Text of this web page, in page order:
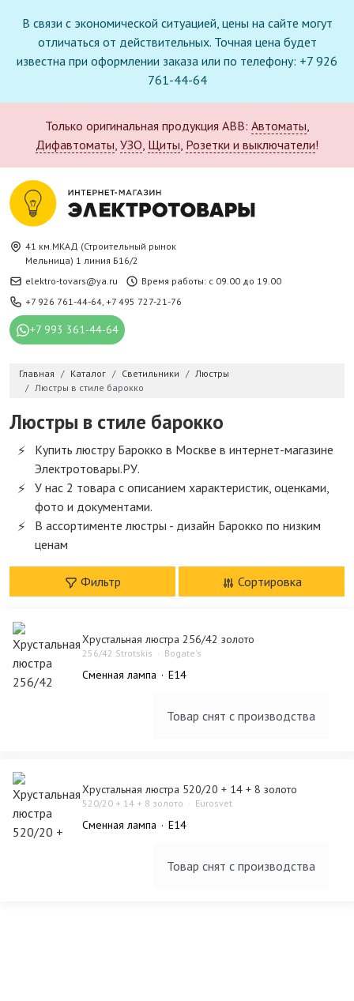
В связи с экономической ситуацией, цены на сайте могут
отличаться от действительных. Точная цена будет
известна при оформлении заказа или по телефону: +7 926
761-44-64
Только оригинальная продукция ABB: Автоматы,
Дифавтоматы, УЗО, Щиты, Розетки и выключатели!
41 км.МКАД (Строительный рынок
Мельница) 1 линия Б16/2
elektro-tovars@ya.ru
Время работы: с 09.00 до 19.00
+7 926 761-44-64, +7 495 727-21-76
+7 993 361-44-64
Главная Каталог Светильники
Люстры
Люстры в стиле барокко
Люстры в стиле барокко
Купить люстру Барокко в Москве в интернет-магазине
Электротовары.РУ.
У нас 2 товара с описанием характеристик, оценками,
фото и документами.
В ассортименте люстры - дизайн Барокко по низким
ценам
Фильтр Сортировка
Хрустальная люстра 256/42 золото
256/42 Strotskis Bogate's
Сменная лампа E14
Товар снят с производства
Хрустальная люстра 520/20 + 14 + 8 золото
520/20 + 14 + 8 золото Eurosvet
Сменная лампа E14
Товар снят с производства